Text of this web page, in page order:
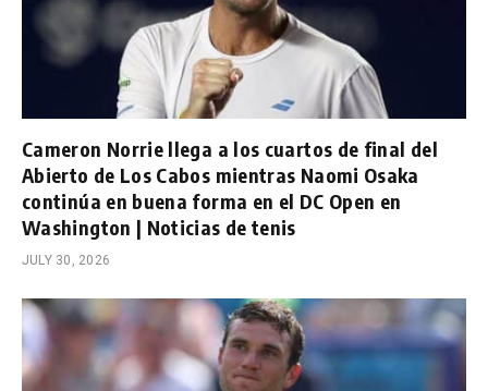
Cameron Norrie llega a los cuartos de final del
Abierto de Los Cabos mientras Naomi Osaka
continúa en buena forma en el DC Open en
Washington | Noticias de tenis
JULY 30, 2026